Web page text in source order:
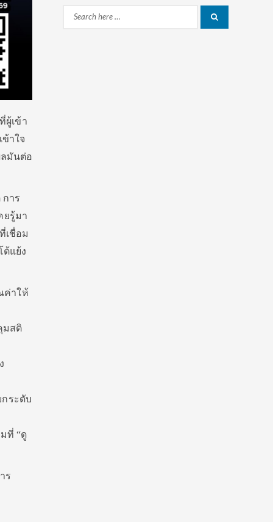
ผู้เข้า
าใจ
ลมันต่อ
การ
ยรู้มา
เชื่อม
ต้แย้ง
ค่าให้
มสติ
ระดับ
ที่ “ดู
ร
Search